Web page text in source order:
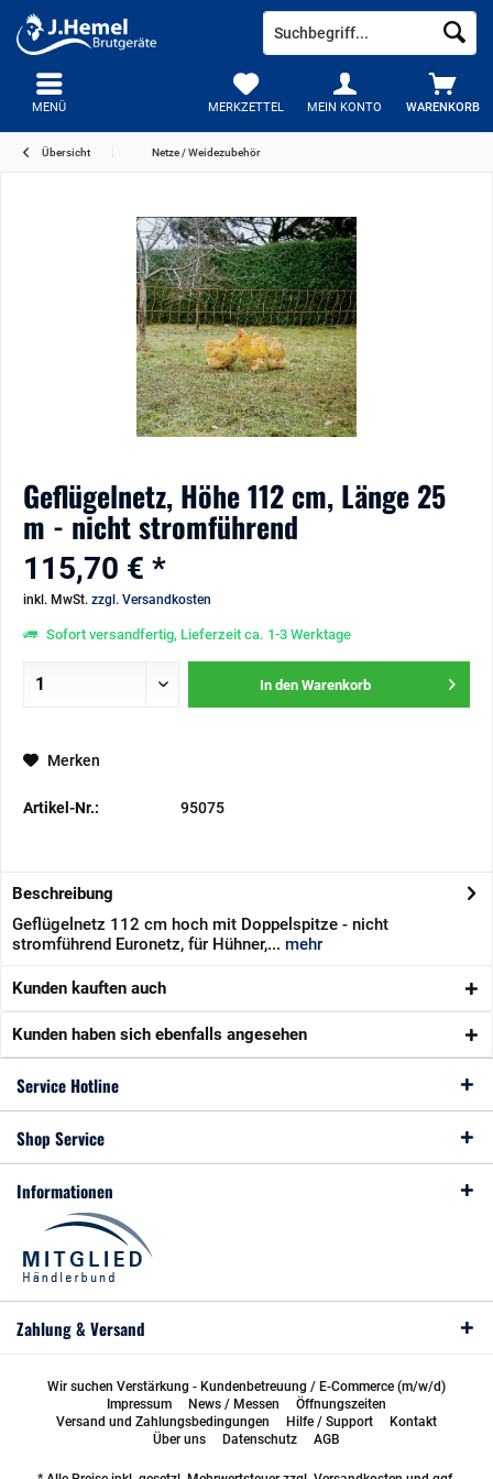
WARENKORB
MERKZETTEL MEIN KONTO
MENÜ
Übersicht Netze / Weidezubehör
Geflügelnetz, Höhe 112 cm, Länge 25
m - nicht stromführend
115,70 € *
inkl. MwSt. zzgl. Versandkosten
Sofort versandfertig, Lieferzeit ca. 1-3 Werktage
In den Warenkorb
Merken
Artikel-Nr.: 95075
Beschreibung
Geflügelnetz 112 cm hoch mit Doppelspitze - nicht
stromführend Euronetz, für Hühner,... mehr
Kunden kauften auch
Kunden haben sich ebenfalls angesehen
Service Hotline
Shop Service
Informationen
Zahlung & Versand
Wir suchen Verstärkung - Kundenbetreuung / E-Commerce (m/w/d)
Impressum
News / Messen
Öffnungszeiten
Versand und Zahlungsbedingungen
Hilfe / Support
Kontakt
Über uns
Datenschutz AGB